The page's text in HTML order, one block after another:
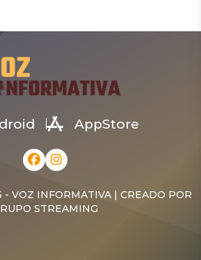
para
vuelto
última se encontraba
A través de un video
subido a sus historias de
Instagram, Ana Carolina
ofreció su versión de lo
ocurrido […]
AppStore
VOZ INFORMATIVA | CREADO POR
STREAMING